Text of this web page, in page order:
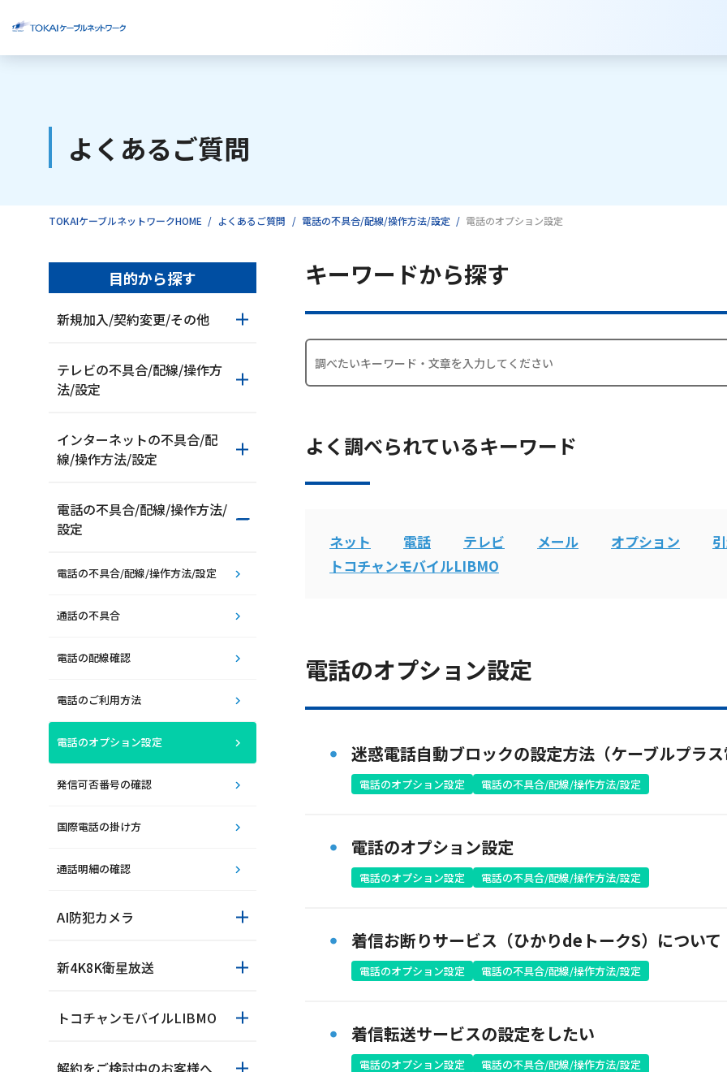
ご利用中のお客様
サービスのご案内
テレビ
動画配信
お電話でのお問い合わせ
Webメール
おトクなプラン
パンフレット・チラシ
会社概要
支店一覧
組織図
グループ会社
障害情報
よくあるご質問
TOKAIケーブルネットワークHOME よくあるご質問 電話の不具合/配線/操作方法/設定 電話のオプション設定
目的から探す
新規加入/契約変更/その他
テレビの不具合/配線/操作方
法/設定
インターネットの不具合/配
線/操作方法/設定
電話の不具合/配線/操作方法/
設定
電話の不具合/配線/操作方法/設定
通話の不具合
電話の配線確認
電話のご利用方法
電話のオプション設定
発信可否番号の確認
国際電話の掛け方
通話明細の確認
AI防犯カメラ
新4K8K衛星放送
トコチャンモバイルLIBMO
解約をご検討中のお客様へ
キーワードから探す
よく調べられているキーワード
ネット 電話 テレビ メール オプション
トコチャンモバイルLIBMO
電話のオプション設定
迷惑電話自動ブロックの設定方法（ケーブルプラス
電話のオプション設定 電話の不具合/配線/操作方法/設定
電話のオプション設定
電話のオプション設定 電話の不具合/配線/操作方法/設定
着信お断りサービス（ひかりdeトークS）について
電話のオプション設定 電話の不具合/配線/操作方法/設定
着信転送サービスの設定をしたい
電話のオプション設定 電話の不具合/配線/操作方法/設定